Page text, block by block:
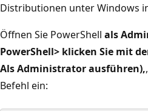
Distributionen unter Windows
Öffnen Sie PowerShell als
PowerShell> klicken Sie mit
Als Administrator ausführen),
Befehl ein: